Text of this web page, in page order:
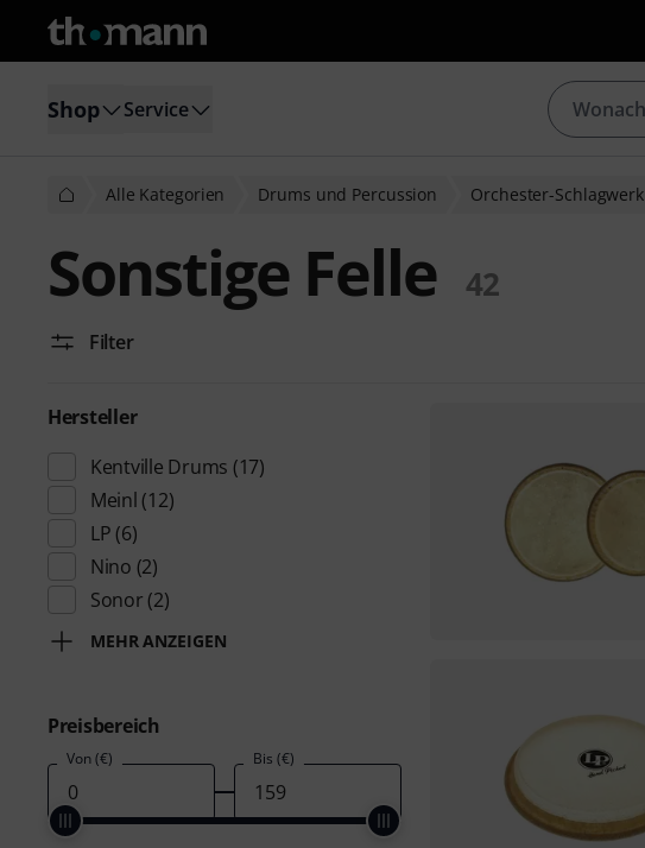
Shop Service
Alle Kategorien Drums und Percussion Orchester-Schlagwerk
Sonstige Felle 42
Filter
Hersteller
Kentville Drums (17)
Meinl (12)
LP (6)
Nino (2)
Sonor (2)
MEHR ANZEIGEN
Preisbereich
Von (€) Bis (€)